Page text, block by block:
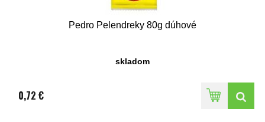
Pedro Pelendreky 80g dúhové
skladom
0,72 €